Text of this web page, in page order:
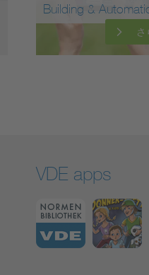
Building &
さ
VDE apps